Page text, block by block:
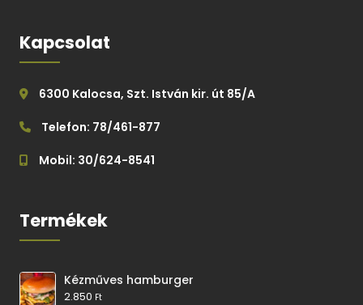
Kapcsolat
6300 Kalocsa, Szt. István kir. út 85/A
Telefon: 78/461-877
Mobil: 30/624-8541
Termékek
Kézműves hamburger
2.850 Ft